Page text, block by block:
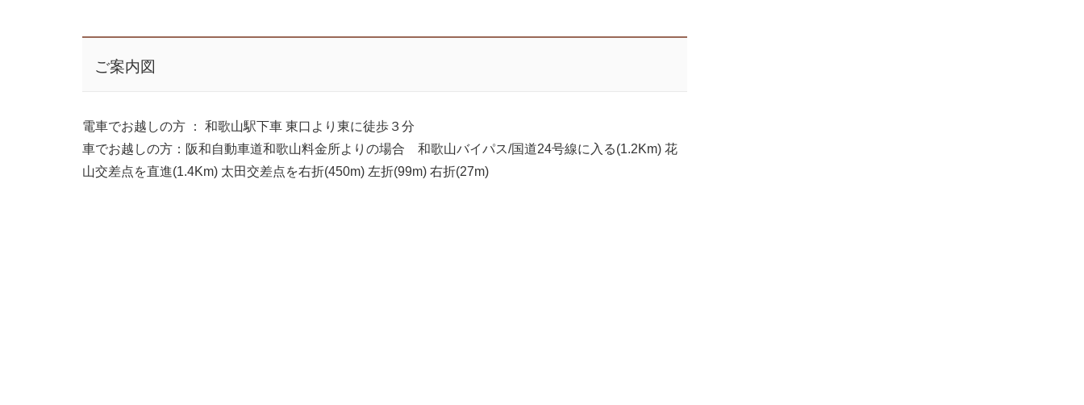
ご案内図
電車でお越しの方 ： 和歌山駅下車 東口より東に徒歩３分
車でお越しの方：阪和自動車道和歌山料金所よりの場合 和歌山バイパス/国道24号線に入る(1.2Km) 花
山交差点を直進(1.4Km) 太田交差点を右折(450m) 左折(99m) 右折(27m)